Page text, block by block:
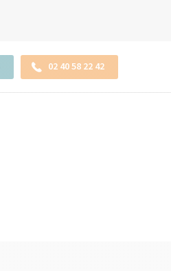
02 40 58 22 42